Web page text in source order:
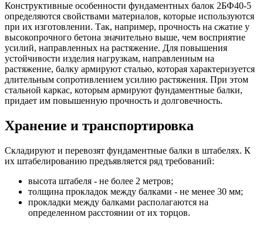
Конструктивные особенности фундаментных балок 2БФ40-5
определяются свойствами материалов, которые используются
при их изготовлении. Так, например, прочность на сжатие у
высокопрочного бетона значительно выше, чем восприятие
усилий, направленных на растяжение. Для повышения
устойчивости изделия нагрузкам, направленным на
растяжение, балку армируют сталью, которая характеризуется
длительным сопротивлением усилию растяжения. При этом
стальной каркас, которым армируют фундаментные балки,
придает им повышенную прочность и долговечность.
Хранение и транспортировка
Складируют и перевозят фундаментные балки в штабелях. К
их штабелированию предъявляется ряд требований:
высота штабеля - не более 2 метров;
толщина прокладок между балками - не менее 30 мм;
прокладки между балками располагаются на
определенном расстоянии от их торцов.